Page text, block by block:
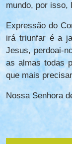
mundo, por isso,
Expressão do
irá triunfar é a
Jesus, perdoai-
as almas todas
que mais
Nossa Senhora